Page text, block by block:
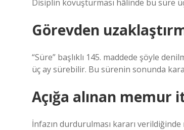
Disiplin kovuşturması hâlinde bu süre
Görevden
“Süre” başlıklı 145. maddede şöyle
üç ay sürebilir. Bu sürenin sonunda
Açığa alınan memur
İnfazın durdurulması kararı